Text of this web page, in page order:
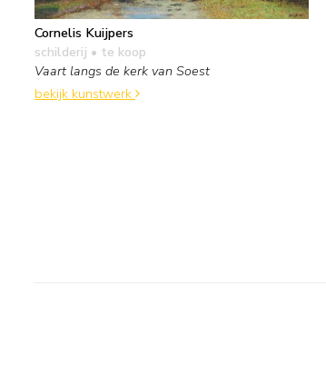
Cornelis Kuijpers
schilderij • te koop
Vaart langs de kerk van Soest
bekijk kunstwerk